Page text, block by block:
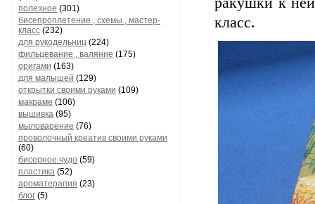
полезное (301)
бисепроплетение , схемы , мастер-
класс (232)
для рукодельниц (224)
фильцевание , валяние (175)
оригами (163)
для малышей (129)
открытки своими руками (109)
макраме (106)
вышивка (95)
мыловарение (76)
проволочный креатив своими руками
(60)
бисерное чудо (59)
пластика (52)
ароматерапия (23)
блог (5)
класс.